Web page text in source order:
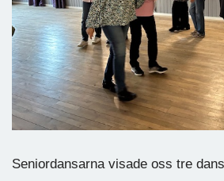
Seniordansarna visade oss tre